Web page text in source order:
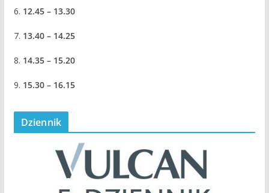
6. 12.45 – 13.30
7. 13.40 – 14.25
8. 14.35 – 15.20
9. 15.30 – 16.15
Dziennik